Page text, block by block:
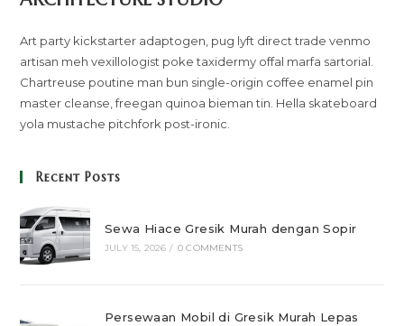
Art party kickstarter adaptogen, pug lyft direct trade venmo
artisan meh vexillologist poke taxidermy offal marfa sartorial.
Chartreuse poutine man bun single-origin coffee enamel pin
master cleanse, freegan quinoa bieman tin. Hella skateboard
yola mustache pitchfork post-ironic.
Recent Posts
Sewa Hiace Gresik Murah dengan Sopir
JULY 15, 2026 / 0 COMMENTS
Persewaan Mobil di Gresik Murah Lepas